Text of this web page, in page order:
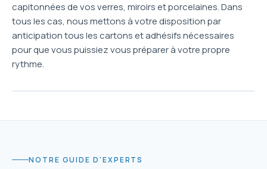
capitonnées de vos verres, miroirs et porcelaines. Dans
tous les cas, nous mettons à votre disposition par
anticipation tous les cartons et adhésifs nécessaires
pour que vous puissiez vous préparer à votre propre
rythme.
NOTRE GUIDE D'EXPERTS